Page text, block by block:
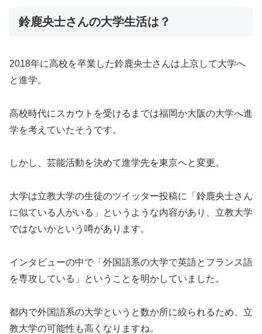
鈴鹿央士さんの大学生活は？
2018年に高校を卒業した鈴鹿央士さんは上京して大学へ
と進学。
高校時代にスカウトを受けるまでは福岡か大阪の大学へ進
学を考えていたそうです。
しかし、芸能活動を決めて進学先を東京へと変更。
大学は立教大学の生徒のツイッター投稿に「鈴鹿央士さん
に似ている人がいる」というような内容があり、立教大学
ではないかという噂があります。
インタビューの中で「外国語系の大学で英語とフランス語
を専攻している」ということを明かしていました。
都内で外国語系の大学というと数か所に絞られるため、立
教大学の可能性も高くなりますね。